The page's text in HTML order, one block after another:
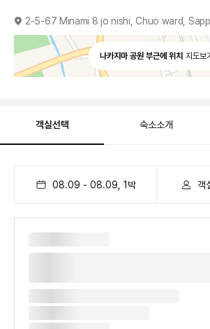
2-5-67 Minami 8 jo nishi, Chuo ward, Sapporo,
나카지마 공원 부근에 위치 지도보
객실선택 숙소소개
08.09 - 08.09 1 박 객